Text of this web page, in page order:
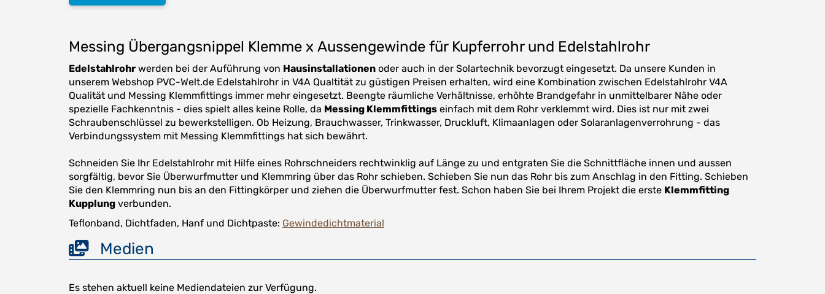
Messing Übergangsnippel Klemme x Aussengewinde für Kupferrohr und Edelstahlrohr
Edelstahlrohr werden bei der Auführung von Hausinstallationen oder auch in der Solartechnik bevorzugt eingesetzt. Da unsere Kunden in
unserem Webshop PVC-Welt.de Edelstahlrohr in V4A Qualtität zu güstigen Preisen erhalten, wird eine Kombination zwischen Edelstahlrohr V4A
Qualität und Messing Klemmfittings immer mehr eingesetzt. Beengte räumliche Verhältnisse, erhöhte Brandgefahr in unmittelbarer Nähe oder
spezielle Fachkenntnis - dies spielt alles keine Rolle, da Messing Klemmfittings einfach mit dem Rohr verklemmt wird. Dies ist nur mit zwei
Schraubenschlüssel zu bewerkstelligen. Ob Heizung, Brauchwasser, Trinkwasser, Druckluft, Klimaanlagen oder Solaranlagenverrohrung - das
Verbindungssystem mit Messing Klemmfittings hat sich bewährt.
Schneiden Sie Ihr Edelstahlrohr mit Hilfe eines Rohrschneiders rechtwinklig auf Länge zu und entgraten Sie die Schnittfläche innen und aussen
sorgfältig, bevor Sie Überwurfmutter und Klemmring über das Rohr schieben. Schieben Sie nun das Rohr bis zum Anschlag in den Fitting. Schieben
Sie den Klemmring nun bis an den Fittingkörper und ziehen die Überwurfmutter fest. Schon haben Sie bei Ihrem Projekt die erste Klemmfitting
Kupplung verbunden.
Teflonband, Dichtfaden, Hanf und Dichtpaste: Gewindedichtmaterial
Medien
Es stehen aktuell keine Mediendateien zur Verfügung.